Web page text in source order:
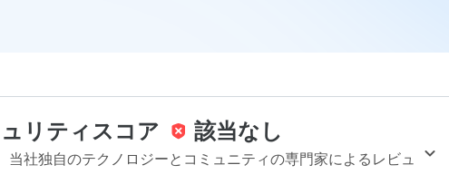
リティスコア 該当なし
当社独自のテクノロジーとコミュニティの専門家によるレビュ